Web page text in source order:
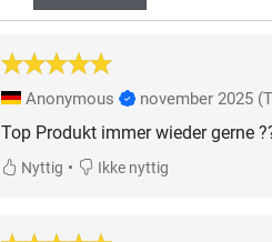
Anonymous november 2025
Top Produkt immer wieder gerne
Nyttig • Ikke nyttig